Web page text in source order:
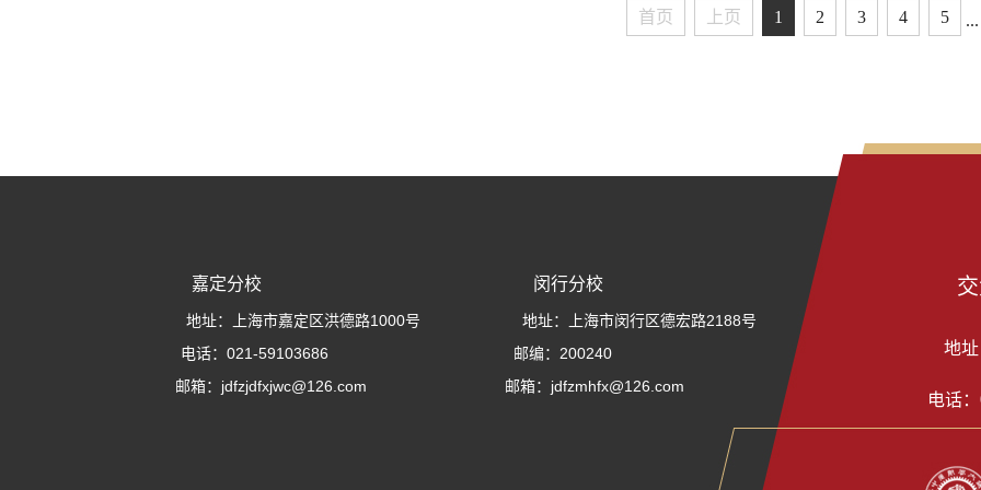
首页 上页 1 2 3 4 5 ...
嘉定分校
地址：上海市嘉定区洪德路1000号
电话：021-59103686
邮箱：jdfzjdfxjwc@126.com
闵行分校
地址：上海市闵行区德宏路2188号
邮编：200240
邮箱：jdfzmhfx@126.com
地
电话